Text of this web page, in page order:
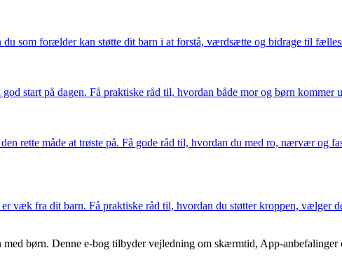
som forælder kan støtte dit barn i at forstå, værdsætte og bidrage til
start på dagen. Få praktiske råd til, hvordan både mor og børn kommer
rette måde at trøste på. Få gode råd til, hvordan du med ro, nærvær og
væk fra dit barn. Få praktiske råd til, hvordan du støtter kroppen, vælger
børn. Denne e-bog tilbyder vejledning om skærmtid, App-anbefalinger